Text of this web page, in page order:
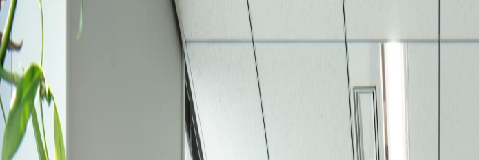
Official Website
English
News最新情報
Works 作品情報
Shops 店舗情報
About ufotableについて